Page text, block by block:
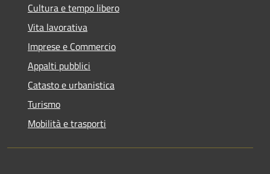
Cultura e tempo libero
Vita lavorativa
Imprese e Commercio
Appalti pubblici
Catasto e urbanistica
Turismo
Mobilità e trasporti